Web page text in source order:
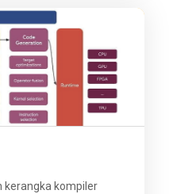
kerangka kompiler